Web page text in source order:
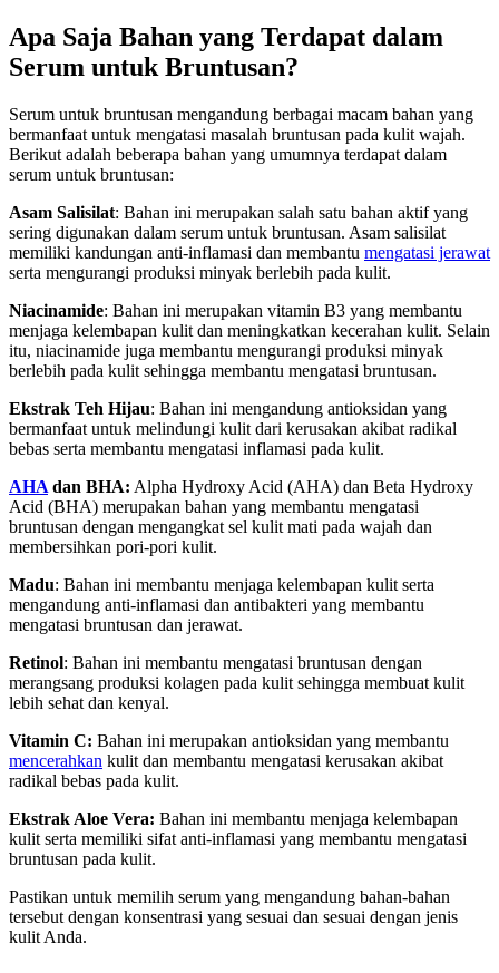
Apa Saja Bahan yang Terdapat dalam
Serum untuk Bruntusan?
Serum untuk bruntusan mengandung berbagai macam bahan yang
bermanfaat untuk mengatasi masalah bruntusan pada kulit wajah.
Berikut adalah beberapa bahan yang umumnya terdapat dalam
serum untuk bruntusan:
Asam Salisilat: Bahan ini merupakan salah satu bahan aktif yang
sering digunakan dalam serum untuk bruntusan. Asam salisilat
memiliki kandungan anti-inflamasi dan membantu mengatasi jerawat
serta mengurangi produksi minyak berlebih pada kulit.
Niacinamide: Bahan ini merupakan vitamin B3 yang membantu
menjaga kelembapan kulit dan meningkatkan kecerahan kulit. Selain
itu, niacinamide juga membantu mengurangi produksi minyak
berlebih pada kulit sehingga membantu mengatasi bruntusan.
Ekstrak Teh Hijau: Bahan ini mengandung antioksidan yang
bermanfaat untuk melindungi kulit dari kerusakan akibat radikal
bebas serta membantu mengatasi inflamasi pada kulit.
AHA dan BHA: Alpha Hydroxy Acid (AHA) dan Beta Hydroxy
Acid (BHA) merupakan bahan yang membantu mengatasi
bruntusan dengan mengangkat sel kulit mati pada wajah dan
membersihkan pori-pori kulit.
Madu: Bahan ini membantu menjaga kelembapan kulit serta
mengandung anti-inflamasi dan antibakteri yang membantu
mengatasi bruntusan dan jerawat.
Retinol: Bahan ini membantu mengatasi bruntusan dengan
merangsang produksi kolagen pada kulit sehingga membuat kulit
lebih sehat dan kenyal.
Vitamin C: Bahan ini merupakan antioksidan yang membantu
mencerahkan kulit dan membantu mengatasi kerusakan akibat
radikal bebas pada kulit.
Ekstrak Aloe Vera: Bahan ini membantu menjaga kelembapan
kulit serta memiliki sifat anti-inflamasi yang membantu mengatasi
bruntusan pada kulit.
Pastikan untuk memilih serum yang mengandung bahan-bahan
tersebut dengan konsentrasi yang sesuai dan sesuai dengan jenis
kulit Anda.